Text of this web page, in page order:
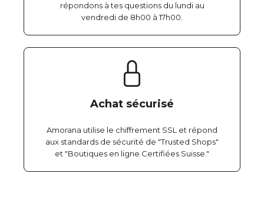
répondons à tes questions du lundi au
vendredi de 8h00 à 17h00.
Achat sécurisé
Amorana utilise le chiffrement SSL et répond
aux standards de sécurité de "Trusted Shops"
et "Boutiques en ligne Certifiées Suisse."